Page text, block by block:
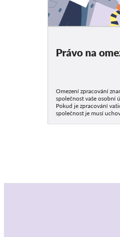
Právo na
Omezení zpracování
společnost vaše osobní
Pokud je zpracování
společnost je musí